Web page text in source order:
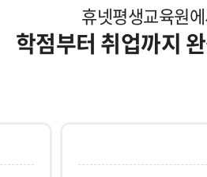
휴넷평생교육원
학점부터 취업까지